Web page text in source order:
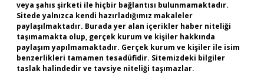
veya şahıs şirketi ile hiçbir bağlantısı bulunmamaktadır.
Sitede yalnızca kendi hazırladığımız makaleler
paylaşılmaktadır. Burada yer alan içerikler haber niteliği
taşımamakta olup, gerçek kurum ve kişiler hakkında
paylaşım yapılmamaktadır. Gerçek kurum ve kişiler ile isim
benzerlikleri tamamen tesadüfidir. Sitemizdeki bilgiler
taslak halindedir ve tavsiye niteliği taşımazlar.